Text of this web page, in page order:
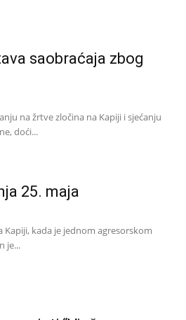
saobraćaja zbog
na žrtve zločina na Kapiji i sjećanju
doći...
25. maja
Kapiji, kada je jednom agresorskom
je...